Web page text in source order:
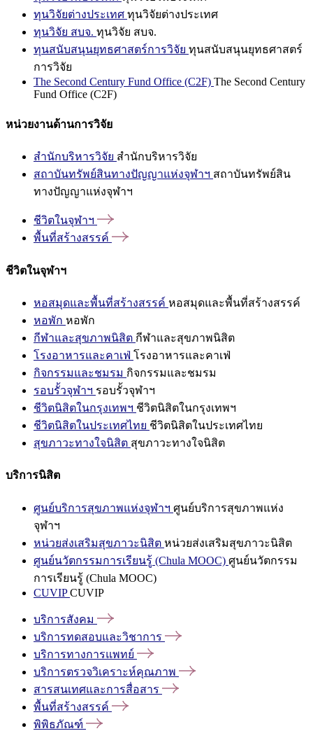
ทุนวิจัยต่างประเทศ ทุนวิจัยต่างประเทศ
ทุนวิจัย สบจ. ทุนวิจัย สบจ.
ทุนสนับสนุนยุทธศาสตร์การวิจัย ทุนสนับสนุนยุทธศาสตร์
การวิจัย
The Second Century Fund Office (C2F) The Second Century
Fund Office (C2F)
หน่วยงานด้านการวิจัย
สำนักบริหารวิจัย สำนักบริหารวิจัย
สถาบันทรัพย์สินทางปัญญาแห่งจุฬาฯ สถาบันทรัพย์สิน
ทางปัญญาแห่งจุฬาฯ
ชีวิตในจุฬาฯ
พื้นที่สร้างสรรค์
ชีวิตในจุฬาฯ
หอสมุดและพื้นที่สร้างสรรค์ หอสมุดและพื้นที่สร้างสรรค์
หอพัก หอพัก
กีฬาและสุขภาพนิสิต กีฬาและสุขภาพนิสิต
โรงอาหารและคาเฟ่ โรงอาหารและคาเฟ่
กิจกรรมและชมรม กิจกรรมและชมรม
รอบรั้วจุฬาฯ รอบรั้วจุฬาฯ
ชีวิตนิสิตในกรุงเทพฯ ชีวิตนิสิตในกรุงเทพฯ
ชีวิตนิสิตในประเทศไทย ชีวิตนิสิตในประเทศไทย
สุขภาวะทางใจนิสิต สุขภาวะทางใจนิสิต
บริการนิสิต
ศูนย์บริการสุขภาพแห่งจุฬาฯ ศูนย์บริการสุขภาพแห่ง
จุฬาฯ
หน่วยส่งเสริมสุขภาวะนิสิต หน่วยส่งเสริมสุขภาวะนิสิต
ศูนย์นวัตกรรมการเรียนรู้ (Chula MOOC) ศูนย์นวัตกรรม
การเรียนรู้ (Chula MOOC)
CUVIPCUVIP
บริการสังคม
บริการทดสอบและวิชาการ
บริการทางการแพทย์
บริการตรวจวิเคราะห์คุณภาพ
สารสนเทศและการสื่อสาร
พื้นที่สร้างสรรค์
พิพิธภัณฑ์